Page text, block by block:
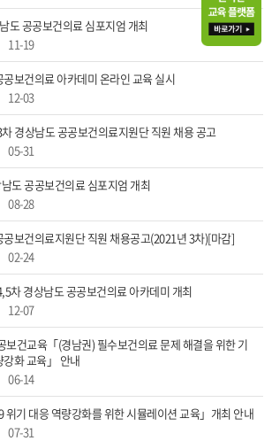
도 공공보건의료 심포지엄 개최
11-19
공보건의료 아카데미 온라인 교육 실시
12-03
경상남도 공공보건의료지원단 직원 채용 공고
05-31
도 공공보건의료 심포지엄 개최
08-28
공보건의료지원단 직원 채용공고(2021년 3차)[마감]
02-24
차 경상남도 공공보건의료 아카데미 개최
12-07
보건교육「(경남권) 필수보건의료 문제 해결을 위한 기
화 교육」 안내
06-14
위기 대응 역량강화를 위한 시뮬레이션 교육」개최 안내
07-31